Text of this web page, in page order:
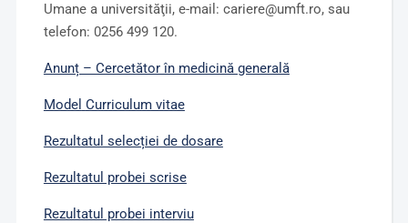
Umane a universităţii, e-mail: cariere@umft.ro, sau
telefon: 0256 499 120.
Anunț – Cercetător în medicină generală
Model Curriculum vitae
Rezultatul selecției de dosare
Rezultatul probei scrise
Rezultatul probei interviu